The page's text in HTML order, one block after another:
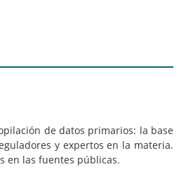
de datos primarios: la base
y expertos en la materia.
en las fuentes públicas.